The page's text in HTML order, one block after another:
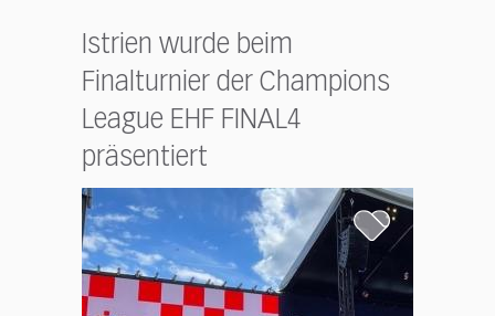
Istrien wurde beim
Finalturnier der Champions
League EHF FINAL4
präsentiert